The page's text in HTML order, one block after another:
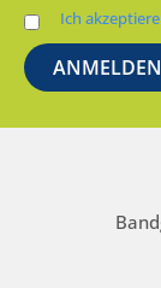
Ich